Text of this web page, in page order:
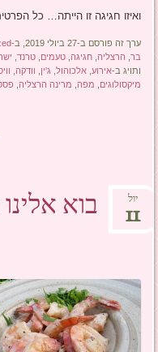
ואיזו חגיגה זו הייתה… כל
ערך זה פורסם ב-27 ביולי 2019, ב-
בר הרצליה ,חגיגה ,טעמים ,טרנד
ותויג ב-אירוע ,אלכוהול ג'ין וודקה
מיקסולוגים
מפה מרינה הרצליה
בוא יול
11